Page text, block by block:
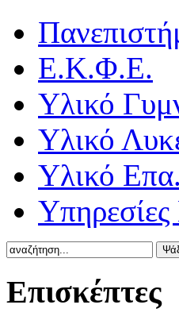
Ε.Κ.Φ.Ε.
Υλικό
Υλικό
Υλικό
Επισκέπτες